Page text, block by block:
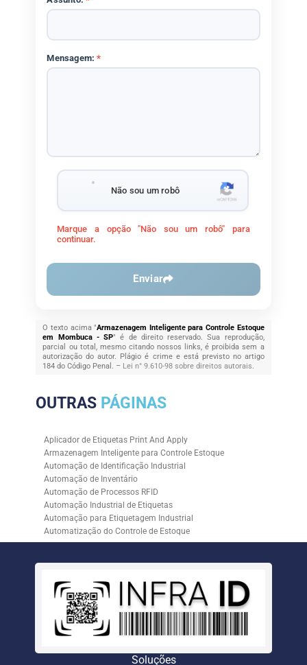
Mensagem:*
Não sou um robô
Marque a opção "Não sou um robô" para
continuar.
Enviar
O texto acima "Armazenagem Inteligente para Controle Estoque
em Mombuca - SP" é de direito reservado. Sua reprodução,
parcial ou total, mesmo citando nossos links, é proibida sem a
autorização do autor. Plágio é crime e está previsto no artigo
184 do Código Penal. – Lei n° 9.610-98 sobre direitos autorais.
OUTRAS PÁGINAS
Aplicador de Etiquetas Print And Apply
Armazenagem Inteligente para Controle Estoque
Automação de Identificação Industrial
Automação de Inventário
Automação de Processos RFID
Automação Industrial de Etiquetas
Automação para Etiquetagem Industrial
Automatização do Controle de Estoque
Controle de Estoque com RFID
Empresa de Automação para Processos Logísticos
Empresa de Rastreabilidade Industrial
Empresa de Soluções para Etiquetagem
Empresa Especializada em Inventário de Estoque
Etiqueta RFID para Controle de Estoque
Inventário de Estoque Automatizado
Soluções